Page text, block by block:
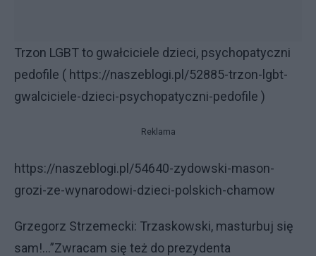
Trzon LGBT to gwałciciele dzieci, psychopatyczni
pedofile ( https://naszeblogi.pl/52885-trzon-lgbt-
gwalciciele-dzieci-psychopatyczni-pedofile )
Reklama
https://naszeblogi.pl/54640-zydowski-mason-
grozi-ze-wynarodowi-dzieci-polskich-chamow
Grzegorz Strzemecki: Trzaskowski, masturbuj się
sam!...”Zwracam się też do prezydenta